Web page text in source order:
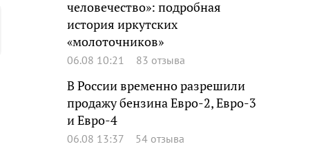
человечество»: подробная
история иркутских
«молоточников»
06.08 10:21 83 отзыва
В России временно разрешили
продажу бензина Евро-2, Евро-3
и Евро-4
06.08 13:37 54 отзыва